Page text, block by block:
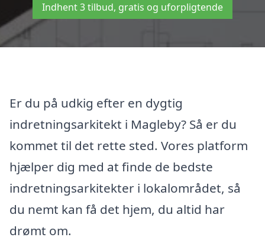
Indhent 3 tilbud, gratis og uforpligtende
Er du på udkig efter en dygtig
indretningsarkitekt i Magleby? Så er du
kommet til det rette sted. Vores platform
hjælper dig med at finde de bedste
indretningsarkitekter i lokalområdet, så
du nemt kan få det hjem, du altid har
drømt om.